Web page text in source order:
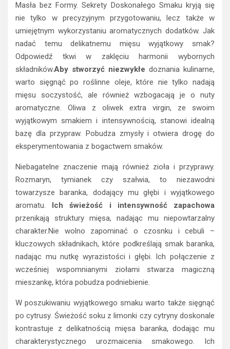
Masła bez Formy. Sekrety Doskonałego Smaku kryją się
nie tylko w precyzyjnym przygotowaniu, lecz także w
umiejętnym wykorzystaniu aromatycznych dodatków. Jak
nadać temu delikatnemu mięsu wyjątkowy smak?
Odpowiedź tkwi w zaklęciu harmonii wybornych
składników.Aby stworzyć niezwykłe doznania kulinarne,
warto sięgnąć po roślinne oleje, które nie tylko nadają
mięsu soczystość, ale również wzbogacają je o nuty
aromatyczne. Oliwa z oliwek extra virgin, ze swoim
wyjątkowym smakiem i intensywnością, stanowi idealną
bazę dla przypraw. Pobudza zmysły i otwiera drogę do
eksperymentowania z bogactwem smaków.
Niebagatelne znaczenie mają również zioła i przyprawy.
Rozmaryn, tymianek czy szałwia, to niezawodni
towarzysze baranka, dodający mu głębi i wyjątkowego
aromatu. Ich świeżość i intensywność zapachowa
przenikają struktury mięsa, nadając mu niepowtarzalny
charakter.Nie wolno zapominać o czosnku i cebuli –
kluczowych składnikach, które podkreślają smak baranka,
nadając mu nutkę wyrazistości i głębi. Ich połączenie z
wcześniej wspomnianymi ziołami stwarza magiczną
mieszankę, która pobudza podniebienie.
W poszukiwaniu wyjątkowego smaku warto także sięgnąć
po cytrusy. Świeżość soku z limonki czy cytryny doskonale
kontrastuje z delikatnością mięsa baranka, dodając mu
charakterystycznego urozmaicenia smakowego. Ich